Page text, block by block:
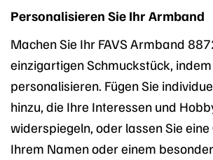
Personalisieren Sie Ihr Armband
Machen Sie Ihr FAVS Armband
einzigartigen Schmuckstück, indem
personalisieren. Fügen Sie
hinzu, die Ihre Interessen und
widerspiegeln, oder lassen Sie
Ihrem Namen oder einem